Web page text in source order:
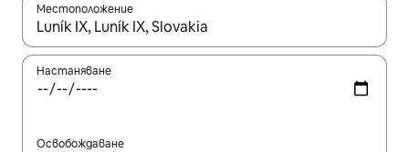
Местоположение
Когато резултатите се покажат, използвайте
Настаняване
Освобождаване